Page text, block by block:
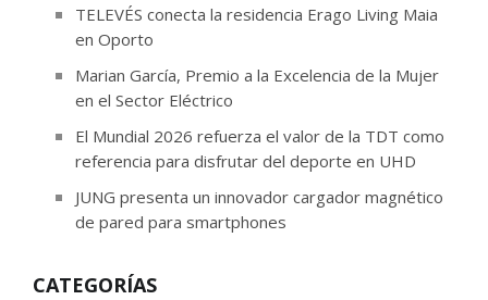
TELEVÉS conecta la residencia Erago Living Maia
en Oporto
Marian García, Premio a la Excelencia de la Mujer
en el Sector Eléctrico
El Mundial 2026 refuerza el valor de la TDT como
referencia para disfrutar del deporte en UHD
JUNG presenta un innovador cargador magnético
de pared para smartphones
CATEGORÍAS